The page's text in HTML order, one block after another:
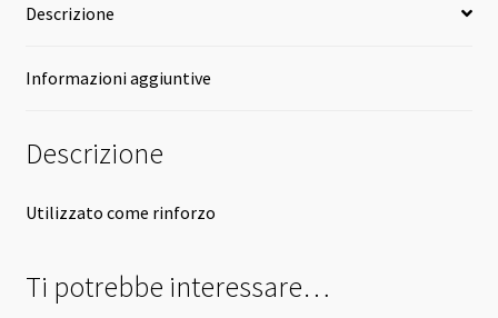
Descrizione
Informazioni aggiuntive
Descrizione
Utilizzato come rinforzo
Ti potrebbe interessare…